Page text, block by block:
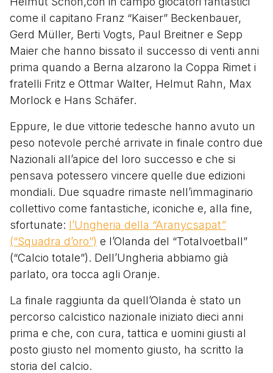
come il capitano Franz “Kaiser” Beckenbauer,
Gerd Müller, Berti Vogts, Paul Breitner e Sepp
Maier che hanno bissato il successo di venti anni
prima quando a Berna alzarono la Coppa Rimet i
fratelli Fritz e Ottmar Walter, Helmut Rahn, Max
Morlock e Hans Schäfer.
Eppure, le due vittorie tedesche hanno avuto un
peso notevole perché arrivate in finale contro due
Nazionali all’apice del loro successo e che si
pensava potessero vincere quelle due edizioni
mondiali. Due squadre rimaste nell’immaginario
collettivo come fantastiche, iconiche e, alla fine,
sfortunate: l’Ungheria della “Aranycsapat”
(“Squadra d’oro”) e l’Olanda del “Totalvoetball”
(“Calcio totale”). Dell’Ungheria abbiamo già
parlato, ora tocca agli Oranje.
La finale raggiunta da quell’Olanda è stato un
percorso calcistico nazionale iniziato dieci anni
prima e che, con cura, tattica e uomini giusti al
posto giusto nel momento giusto, ha scritto la
storia del calcio.